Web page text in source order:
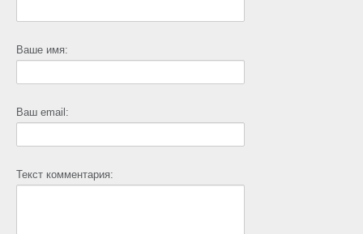
Ваше имя:
Ваш email:
Текст комментария: